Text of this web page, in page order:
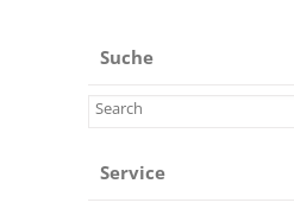
Suche
Service